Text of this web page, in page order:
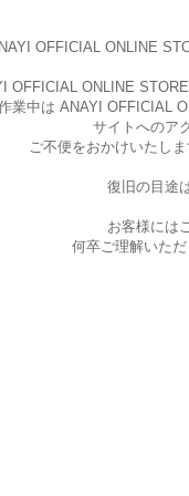
OFFICIAL ONLINE
OFFICIAL ONLINE
業中は ANAYI OFFICIAL
サイトへのア
ご不便をおかけいたしま
復旧の目途
お客様には
何卒ご理解いただ